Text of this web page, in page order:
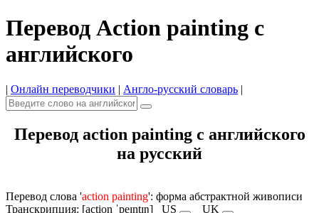
Перевод Action painting с
английского
| Онлайн переводчики | Англо-русский словарь |
Перевод action painting с английского
на русский
Перевод слова 'action painting': форма абстрактной живописи
Транскрипция: [action ˈpeɪntɪŋ] US
UK